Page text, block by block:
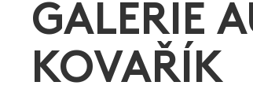
Home
Nadační fond FILMTALENT ZLÍN
Galerie filmových klapek
GALERIE
KOVAŘÍK